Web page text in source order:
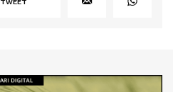
TWEET